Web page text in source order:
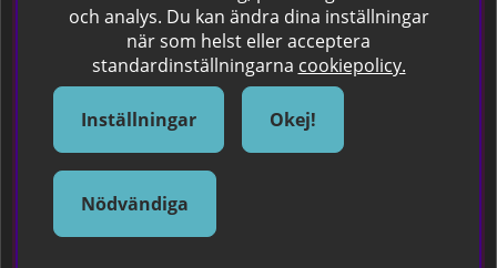
Om Spraycan
IKEA Färger
Sök Säkerhetsdatablad
Samarbete / Dyhrs Garage
och analys. Du kan ändra dina inställningar
när som helst eller acceptera
standardinställningarna cookiepolicy.
Inställningar Okej!
Nödvändiga